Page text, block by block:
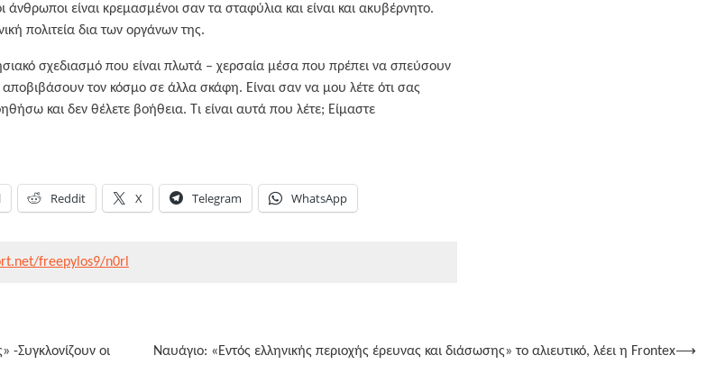
άνθρωποι είναι κρεμασμένοι σαν τα σταφύλια και είναι και ακυβέρνητο.
πολιτεία δια των οργάνων της.
σχεδιασμό που είναι πλωτά – χερσαία μέσα που πρέπει να σπεύσουν
τον κόσμο σε άλλα σκάφη. Είναι σαν να μου λέτε ότι σας
και δεν θέλετε βοήθεια. Τι είναι αυτά που λέτε; Είμαστε
Reddit X Telegram WhatsApp
freepylos9/n0rl
-Συγκλονίζουν οι
Ναυάγιο: «Εντός ελληνικής περιοχής έρευνας και διάσωσης» το αλιευτικό, λέει η Frontex⟶